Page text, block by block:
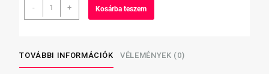
-
Domestos
universalis
tisztító
szórófejes
+ Kosárba teszem
TOVÁBBI INFORMÁCIÓK VÉLEMÉNYEK (0)